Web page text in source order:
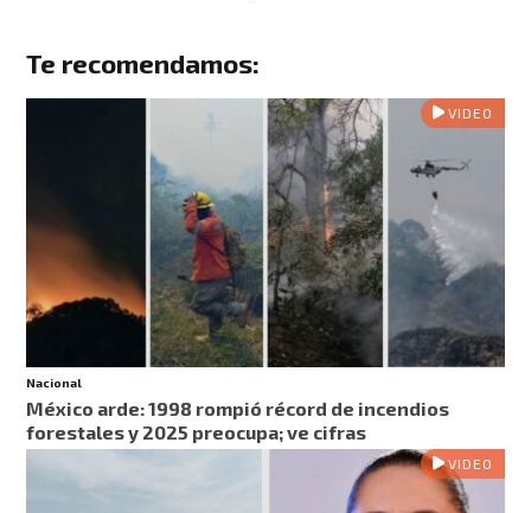
Te recomendamos:
VIDEO
Nacional
México arde: 1998 rompió récord de incendios
forestales y 2025 preocupa; ve cifras
VIDEO